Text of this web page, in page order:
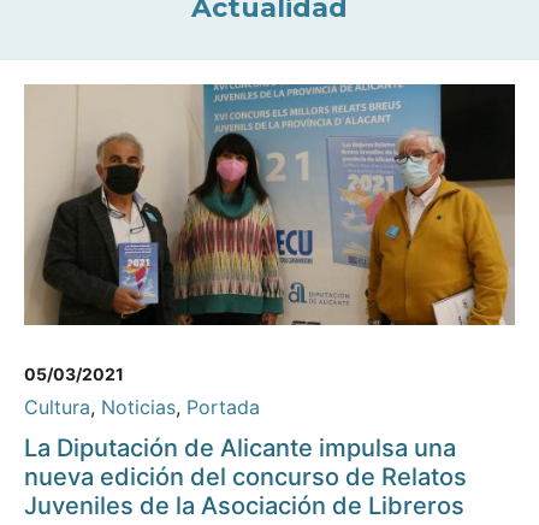
Actualidad
05/03/2021
Cultura, Noticias, Portada
La Diputación de Alicante impulsa una
nueva edición del concurso de Relatos
Juveniles de la Asociación de Libreros